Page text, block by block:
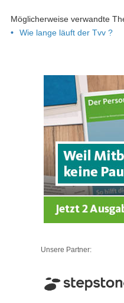
Möglicherweise verwandte
Wie lange läuft der Tvv ?
Unsere Partner: